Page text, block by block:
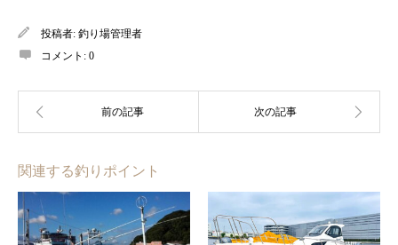
投稿者: 釣り場管理者
コメント: 0
関連する釣りポイント